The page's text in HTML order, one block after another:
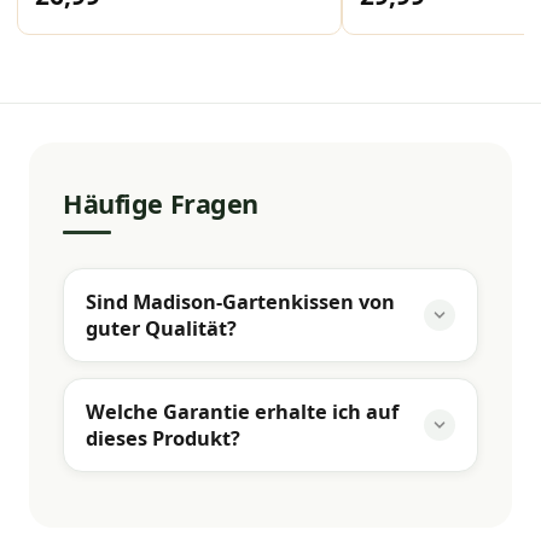
Häufige Fragen
Sind Madison-Gartenkissen von
guter Qualität?
Welche Garantie erhalte ich auf
dieses Produkt?